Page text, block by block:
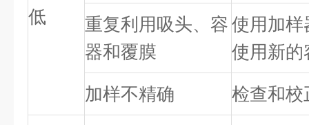
低
重复利用吸头、容
器和覆膜
使用加样
使用新的
加样不精确 检查和校